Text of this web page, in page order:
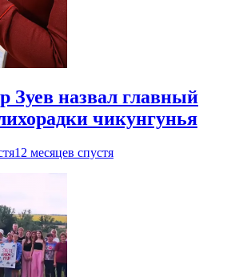
Зуев назвал главный
чикунгунья
12 месяцев спустя